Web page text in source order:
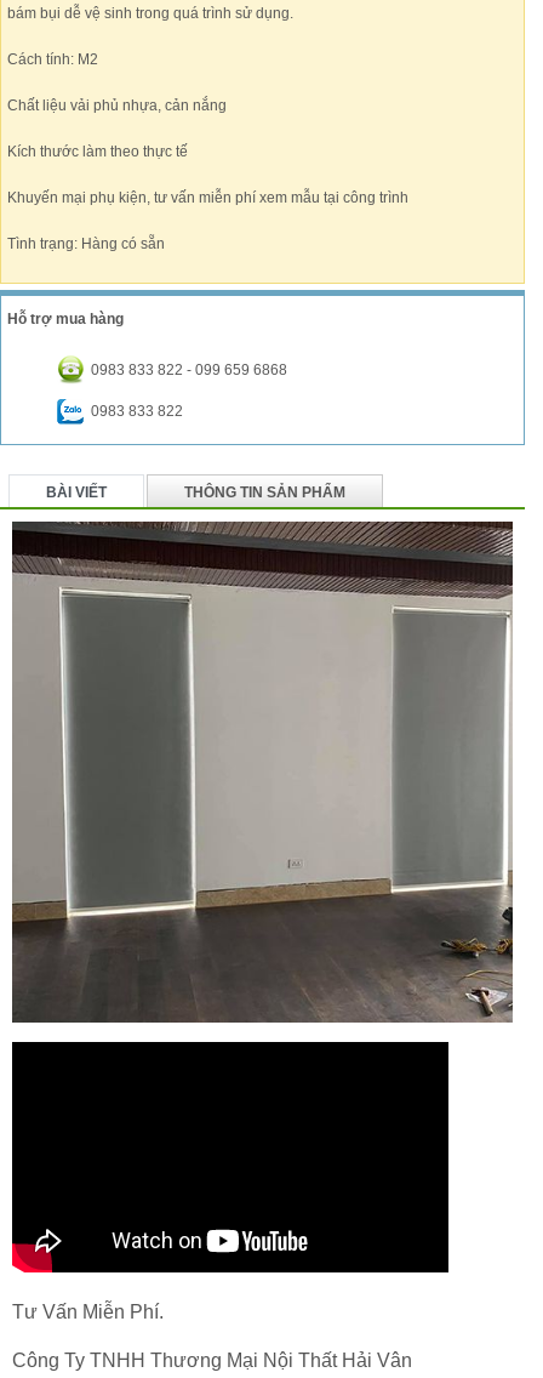
bám bụi dễ vệ sinh trong quá trình sử dụng.
Cách tính: M2
Chất liệu vải phủ nhựa, cản nắng
Kích thước làm theo thực tế
Khuyến mại phụ kiện, tư vấn miễn phí xem mẫu tại công trình
Tình trạng: Hàng có sẵn
Hỗ trợ mua hàng
0983 833 822 - 099 659 6868
0983 833 822
BÀI VIẾT THÔNG TIN SẢN PHẨM
BÌNH LUẬN
Tư Vấn Miễn Phí.
Công Ty TNHH Thương Mại Nội Thất Hải Vân